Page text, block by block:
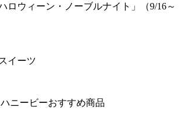
ロウィーン・ノーブルナイト」（9/16～
イーツ
ニービーおすすめ商品